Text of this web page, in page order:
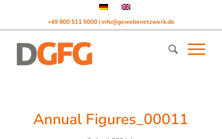
+49 800 511 5000 | info@gewebenetzwerk.de
Annual Figures_00011